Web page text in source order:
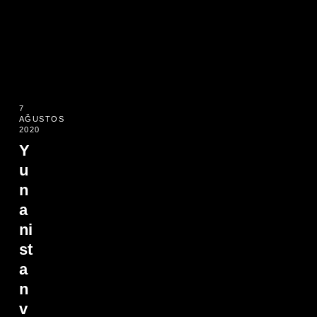
7
AĞUSTOS
2020
Y
u
n
a
ni
st
a
n
v